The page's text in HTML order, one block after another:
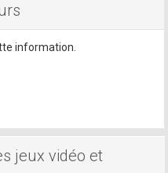
information.
jeux vidéo et